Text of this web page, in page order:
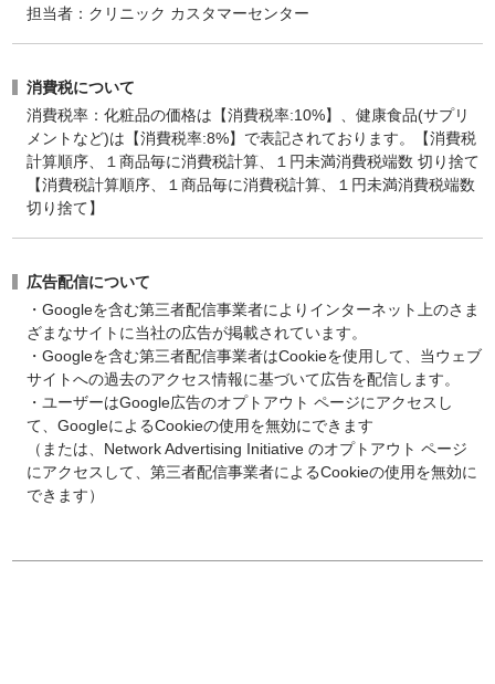
担当者：クリニック カスタマーセンター
消費税について
消費税率：化粧品の価格は【消費税率:10%】、健康食品(サプリ
メントなど)は【消費税率:8%】で表記されております。【消費税
計算順序、１商品毎に消費税計算、１円未満消費税端数 切り捨て
【消費税計算順序、１商品毎に消費税計算、１円未満消費税端数
切り捨て】
広告配信について
・Googleを含む第三者配信事業者によりインターネット上のさま
ざまなサイトに当社の広告が掲載されています。
・Googleを含む第三者配信事業者はCookieを使用して、当ウェブ
サイトへの過去のアクセス情報に基づいて広告を配信します。
・ユーザーはGoogle広告のオプトアウト ページにアクセスし
て、GoogleによるCookieの使用を無効にできます
（または、Network Advertising Initiative のオプトアウト ページ
にアクセスして、第三者配信事業者によるCookieの使用を無効に
できます）